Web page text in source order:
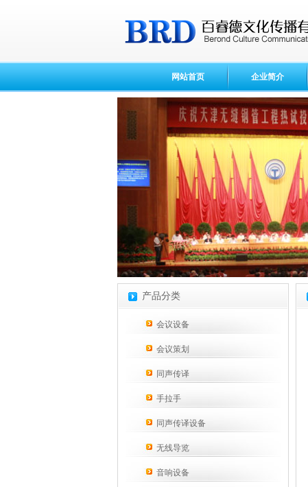
网站首页 企业简介
产品分类
会议设备
会议策划
同声传译
手拉手
同声传译设备
无线导览
音响设备